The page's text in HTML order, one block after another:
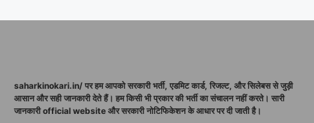
saharkinokari.in/ पर हम आपको सरकारी भर्ती, एडमिट कार्ड, रिजल्ट, और सिलेबस से जुड़ी
आसान और सही जानकारी देते हैं। हम किसी भी प्रकार की भर्ती का संचालन नहीं करते। सारी
जानकारी official website और सरकारी नोटिफिकेशन के आधार पर दी जाती है।